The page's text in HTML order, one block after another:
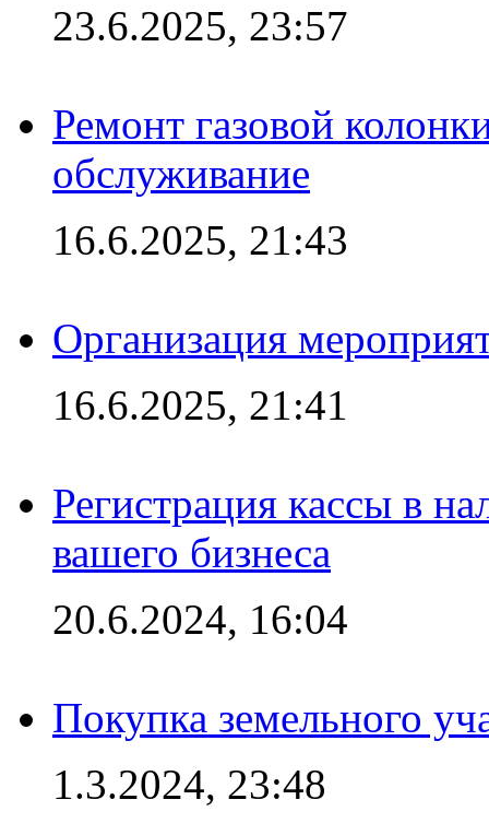
23.6.2025, 23:57
Ремонт газовой
обслуживание
16.6.2025, 21:43
Организация
16.6.2025, 21:41
Регистрация кассы в
вашего бизнеса
20.6.2024, 16:04
Покупка земельного
1.3.2024, 23:48